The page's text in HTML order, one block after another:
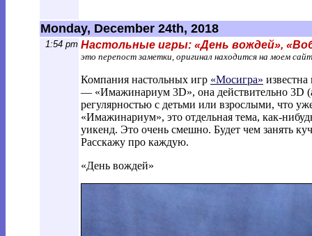
Monday, December 24th, 2018
1:54 pm Настольные игры: «День вождей»,
это перепост заметки, оригинал находится на моем
Компания настольных игр «Мосигра»
— «Имажинариум 3D», она действительно 3D
регулярностью с детьми или взрослыми, что
«Имажинариум», это отдельная тема, как-
уикенд. Это очень смешно. Будет чем занять
Расскажу про каждую.
«День вождей»